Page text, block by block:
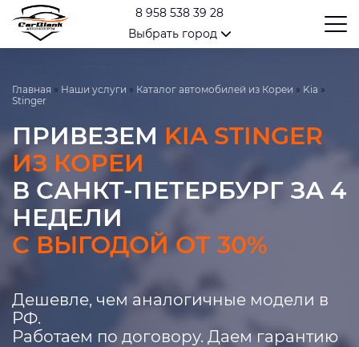
8 958 538 39 28
Выбрать город
Главная » Наши услуги » Каталог автомобилей из Кореи » Kia »
Stinger
ПРИВЕЗЕМ KIA STINGER
ИЗ КОРЕИ
В САНКТ-ПЕТЕРБУРГ ЗА 4
НЕДЕЛИ
С ВЫГОДОЙ ОТ 30%
Дешевле, чем аналогичные модели в
РФ.
Работаем по договору. Даем гарантию